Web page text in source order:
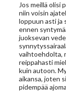
Jos meillä olisi
niin voisin
loppuun asti ja
ennen
juoksevan
vaihtoehdolta,
reippahasti
kuin autoon.
aikansa, joten
pidempää